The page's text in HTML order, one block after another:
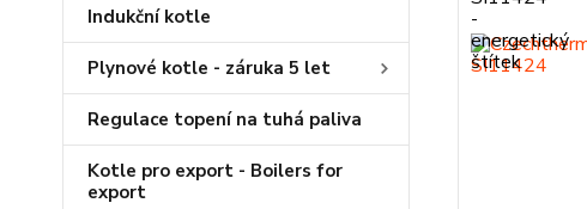
Indukční kotle
Plynové kotle - záruka 5 let
Regulace topení na tuhá paliva
Kotle pro export - Boilers for
export